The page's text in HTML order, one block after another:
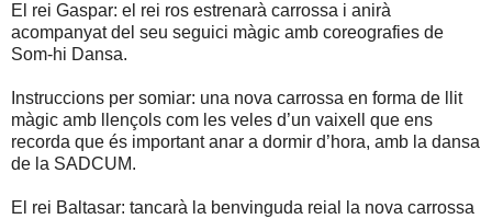
El rei Gaspar: el rei ros estrenarà carrossa i anirà
acompanyat del seu seguici màgic amb coreografies de
Som-hi Dansa.
Instruccions per somiar: una nova carrossa en forma de llit
màgic amb llençols com les veles d’un vaixell que ens
recorda que és important anar a dormir d’hora, amb la dansa
de la SADCUM.
El rei Baltasar: tancarà la benvinguda reial la nova carrossa